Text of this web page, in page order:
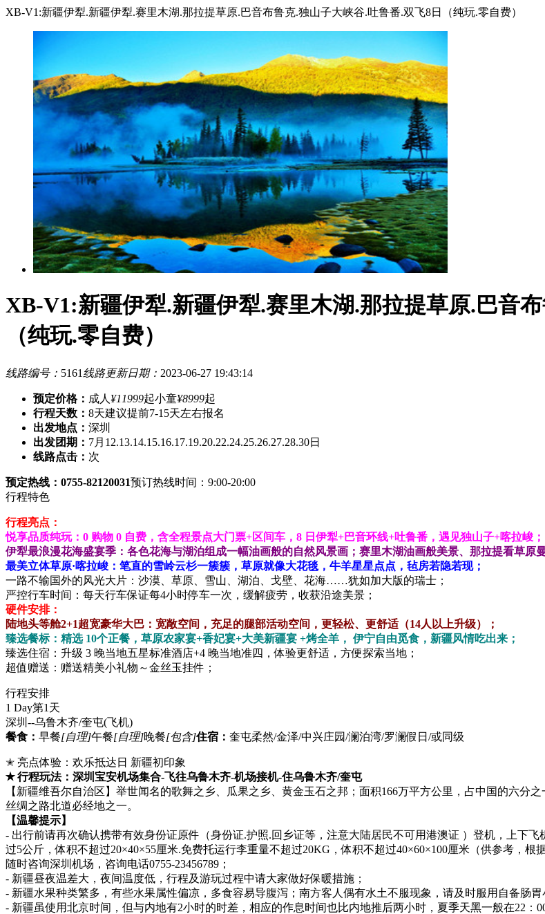
XB-V1:新疆伊犁.新疆伊犁.赛里木湖.那拉提草原.巴音布鲁克.独山子大峡谷.吐鲁番.双飞8日（纯玩.零自费）
XB-V1:新疆伊犁.新疆伊犁.赛里木湖.那拉提草原.巴音
（纯玩.零自费）
线路编号： 5161 线路更新日期： 2023-06-27 19:43:14
预定价格： 成人 ¥11999起小童¥8999起
行程天数： 8天建议提前7-15天左右报名
出发地点： 深圳
出发团期： 7月12.13.14.15.16.17.19.20.22.24.25.26.27.28.30日
线路点击： 次
预定热线：0755-82120031预订热线时间：9:00-20:00
行程特色
行程亮点：
悦享品质纯玩：0 购物 0 自费，含全程景点大门票+区间车，8 日伊犁+巴音环线+吐鲁番，遇见独山子+喀拉峻；
伊犁最浪漫花海盛宴季：各色花海与湖泊组成一幅油画般的自然风景画；赛里木湖油画般美景、那拉提看草原
最美立体草原·喀拉峻：笔直的雪岭云杉一簇簇，草原就像大花毯，牛羊星星点点，毡房若隐若现；
一路不输国外的风光大片：沙漠、草原、雪山、湖泊、戈壁、花海……犹如加大版的瑞士；
严控行车时间：每天行车保证每4小时停车一次，缓解疲劳，收获沿途美景；
硬件安排：
陆地头等舱2+1超宽豪华大巴：宽敞空间，充足的腿部活动空间，更轻松、更舒适（14人以上升级）；
臻选餐标：精选 10个正餐，草原农家宴+香妃宴+大美新疆宴 +烤全羊， 伊宁自由觅食，新疆风情吃出来；
臻选住宿：升级 3 晚当地五星标准酒店+4 晚当地准四，体验更舒适，方便探索当地；
超值赠送：赠送精美小礼物～金丝玉挂件；
行程安排
1 Day第1天
深圳--乌鲁木齐/奎屯(飞机)
餐食： 早餐[自理]午餐[自理]晚餐[包含]住宿： 奎屯柔然/金泽/中兴庄园/澜泊湾/罗澜假日/或同级
✭ 亮点体验：欢乐抵达日 新疆初印象
✭ 行程玩法：深圳宝安机场集合-飞往乌鲁木齐-机场接机-住乌鲁木齐/奎屯
【新疆维吾尔自治区】举世闻名的歌舞之乡、瓜果之乡、黄金玉石之邦；面积166万平方公里，占中国的六
丝绸之路北道必经地之一。
【温馨提示】
- 出行前请再次确认携带有效身份证原件（身份证.护照.回乡证等，注意大陆居民不可用港澳证 ）登机，上下
过5公斤，体积不超过20×40×55厘米.免费托运行李重量不超过20KG，体积不超过40×60×100厘米（供参考，
随时咨询深圳机场，咨询电话0755-23456789；
- 新疆昼夜温差大，夜间温度低，行程及游玩过程中请大家做好保暖措施；
- 新疆水果种类繁多，有些水果属性偏凉，多食容易导腹泻；南方客人偶有水土不服现象，请及时服用自备肠胃
- 新疆虽使用北京时间，但与内地有2小时的时差，相应的作息时间也比内地推后两小时，夏季天黑一般在22：